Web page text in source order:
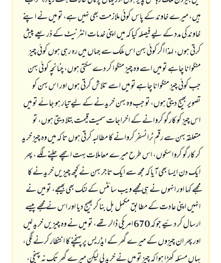
ہیں، میرے خاوند کے پاس کوئی ملازمت بھی نہیں ہے، تو میں نے اپنے
خاوند کی مدد کے لیے فیصلہ کیا کہ میں اپنی خدمات انٹرنیٹ کے ذریعے پیش
کرتی ہوں، لہذا اگر کوئی بہن اس ملک سے جہاں میں رہ رہی ہوں کوئی چیز
منگوانا چاہے تو میں اسے وہ چیز منگوا کر دے سکتی ہوں، چنانچہ کوئی بہن
جب کوئی چیز منگوانا چاہے تو میں اسے تلاش کرتی ہوں اور اس بہن کو
تصویر بھیج دیتی ہوں، تو جب وہ بہن خریدنے کے لیے تیار ہو جائے تو میں
اس چیز کو کارگو کروانے کے اخراجات سمیت قیمت بتلا دیتی ہوں، تو
متعلقہ بہن سے رقم ٹرانسفر کروانے کا مطالبہ کرتی ہوں تا کہ میں وہ چیز خرید
کر کارگو کروا سکوں، اس طرح میرے معاملات بہت اچھے چلنے لگے ، پھر
ایک دن ایسا بھی آیا کہ مجھ سے ایک تاجر بہن نے کچھ چیزیں خریدنے کا
مجھے کہا اور انہوں نے ہی مجھے ویب سائٹس کے لنک بھی بھیجے، تو میں نے
انہیں اپنی عادت کے مطابق مکمل بل بنا کر بھیج دیا اور اس نے مجھے پیسے
ارسال کر دئیے جو کہ 670 امریکی ڈالر تھے، تو میں نے وہ چیزیں خرید لیں
اور پھر ان چیزوں کے میرے گھر کے ایڈریس پر پہنچنے کا انتظار کرنے لگی،
یہاں مسئلہ کھڑا ہوا کہ چیز تو میں نے خرید لی لیکن میرے گھر تک نہ پہنچی،